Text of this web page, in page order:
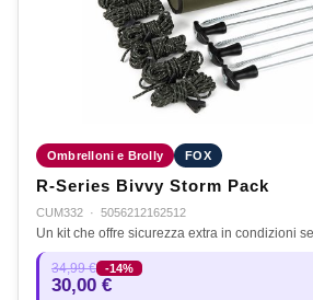
Ombrelloni e Brolly FOX
R-Series Bivvy Storm Pack
CUM332 · 5056212162512
Un kit che offre sicurezza extra in condizioni
34,99 € -14%
30,00 €